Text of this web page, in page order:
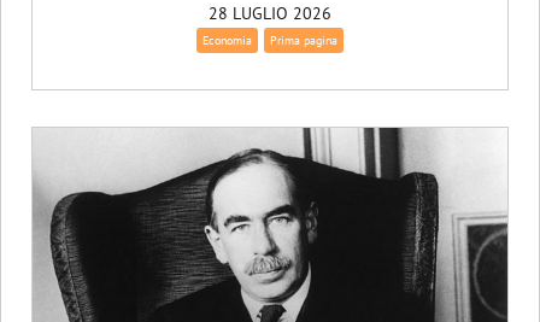
28 LUGLIO 2026
Economia Prima pagina